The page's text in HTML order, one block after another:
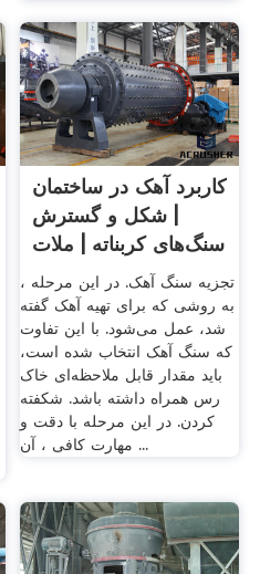
کاربرد آهک در ساختمان
| شکل و گسترش
سنگ‌های کربناته | ملات
...
تجزیه سنگ آهک. در این مرحله ،
به روشی که برای تهیه آهک گفته
شد، عمل می‌شود. با این تفاوت
که سنگ آهک انتخاب شده است،
باید مقدار قابل ملاحظه‌ای خاک
رس همراه داشته باشد. شکفته
کردن. در این مرحله با دقت و
مهارت کافی ، آن ...